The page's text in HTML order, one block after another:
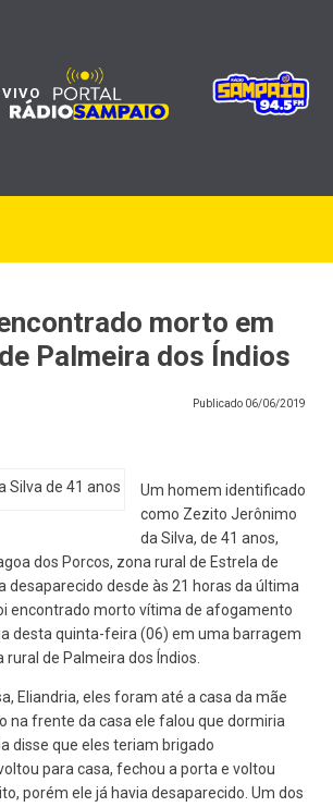
morto em
Palmeira dos Índios
Publicado 06/06/2019
Silva de 41 anos
Um homem identificado
como Zezito Jerônimo
da Silva, de 41 anos,
dos Porcos, zona rural de Estrela de
desaparecido desde às 21 horas da última
encontrado morto vítima de afogamento
desta quinta-feira (06) em uma barragem
de Palmeira dos Índios.
Eliandria, eles foram até a casa da mãe
na frente da casa ele falou que dormiria
disse que eles teriam brigado
para casa, fechou a porta e voltou
porém ele já havia desaparecido. Um dos